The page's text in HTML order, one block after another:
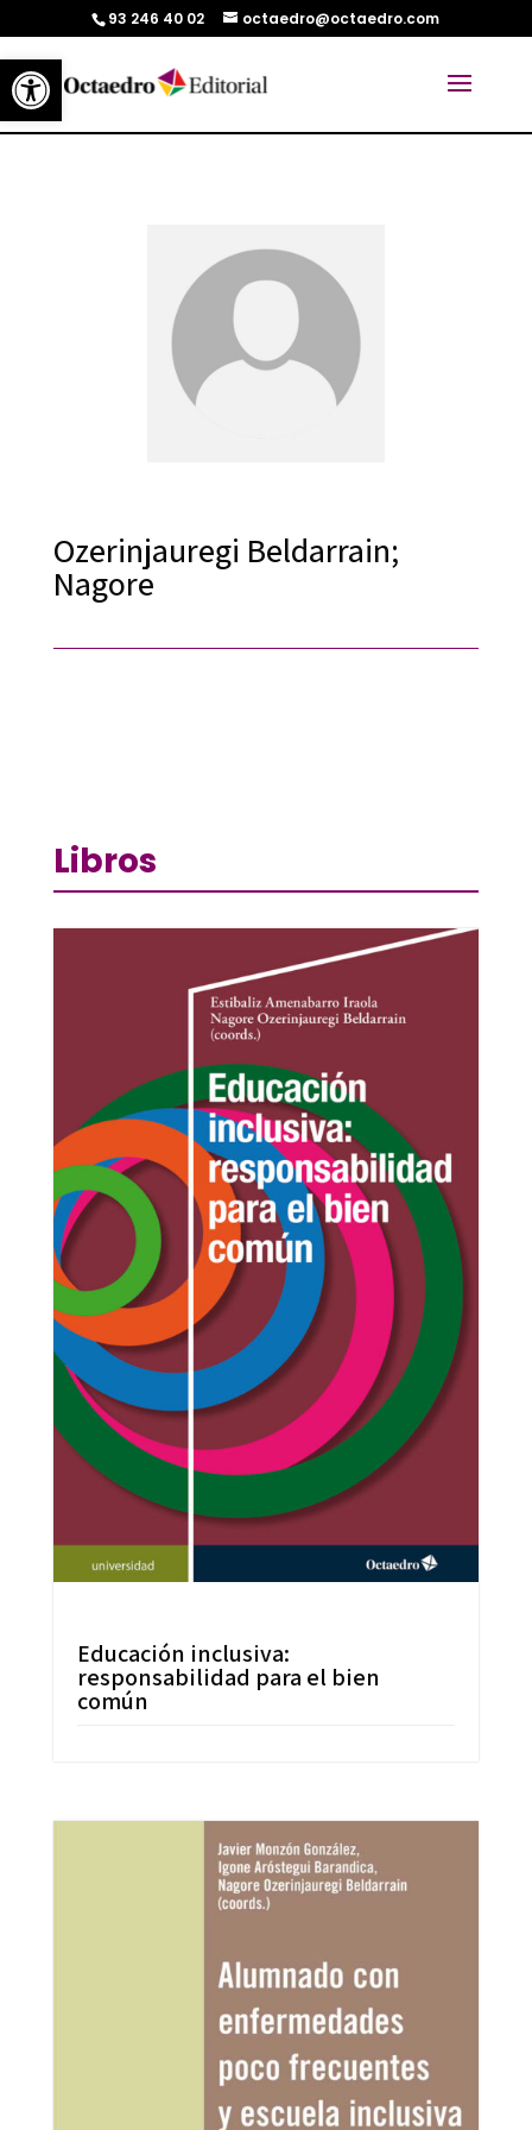
Abrir barra de herramientas
93 246 40 02 octaedro@octaedro.com
Ozerinjauregi Beldarrain;
Nagore
Libros
Educación inclusiva:
responsabilidad para el bien
común